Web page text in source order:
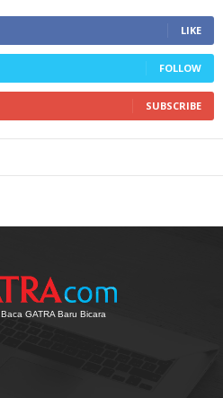
LIKE
FOLLOW
SUBSCRIBE
Baca GATRA Baru Bicara